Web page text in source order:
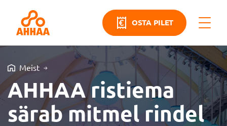
OSTA PILET
Meist
AHHAA ristiema
särab mitmel rindel